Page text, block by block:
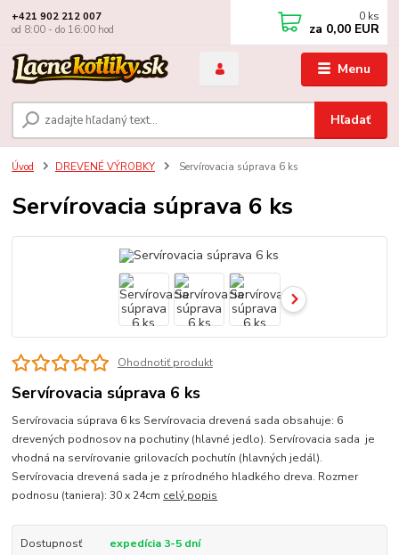
Menu
Hľadať
+421 902 212 007
od 8:00 - do 16:00 hod
0 ks
za 0,00 EUR
Úvod DREVENÉ VÝROBKY Servírovacia súprava 6 ks
Servírovacia súprava 6 ks
Ohodnotiť produkt
Servírovacia súprava 6 ks
Servírovacia súprava 6 ks Servírovacia drevená sada obsahuje: 6
drevených podnosov na pochutiny (hlavné jedlo). Servírovacia sada je
vhodná na servírovanie grilovacích pochutín (hlavných jedál).
Servírovacia drevená sada je z prírodného hladkého dreva. Rozmer
podnosu (taniera): 30 x 24cm celý popis
Dostupnosť expedícia 3-5 dní